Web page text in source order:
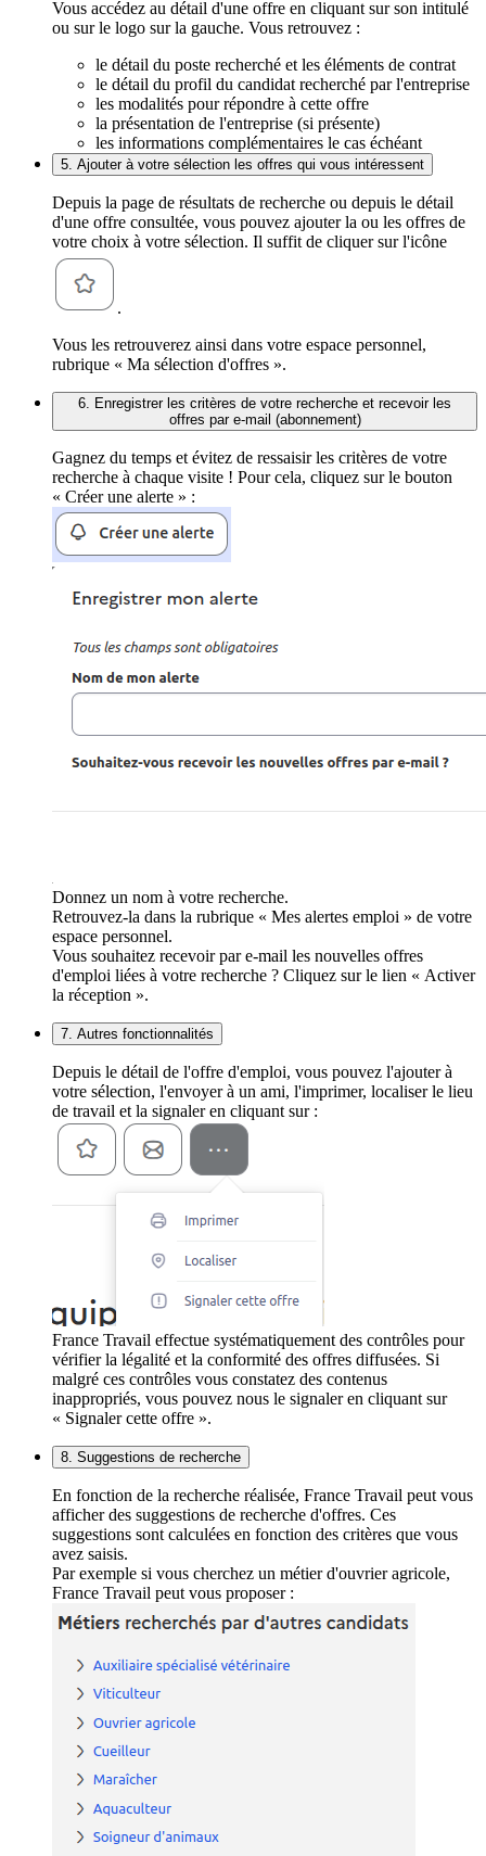
Vous accédez au détail d'une offre en cliquant sur son intitulé
ou sur le logo sur la gauche. Vous retrouvez :
le détail du poste recherché et les éléments de contrat
le détail du profil du candidat recherché par l'entreprise
les modalités pour répondre à cette offre
la présentation de l'entreprise (si présente)
les informations complémentaires le cas échéant
5. Ajouter à votre sélection les offres qui vous intéressent
Depuis la page de résultats de recherche ou depuis le détail
d'une offre consultée, vous pouvez ajouter la ou les offres de
votre choix à votre sélection. Il suffit de cliquer sur l'icône
.
Vous les retrouverez ainsi dans votre espace personnel,
rubrique « Ma sélection d'offres ».
6. Enregistrer les critères de votre recherche et recevoir les
offres par e-mail (abonnement)
Gagnez du temps et évitez de ressaisir les critères de votre
recherche à chaque visite ! Pour cela, cliquez sur le bouton
« Créer une alerte » :
Donnez un nom à votre recherche.
Retrouvez-la dans la rubrique « Mes alertes emploi » de votre
espace personnel.
Vous souhaitez recevoir par e-mail les nouvelles offres
d'emploi liées à votre recherche ? Cliquez sur le lien « Activer
la réception ».
7. Autres fonctionnalités
Depuis le détail de l'offre d'emploi, vous pouvez l'ajouter à
votre sélection, l'envoyer à un ami, l'imprimer, localiser le lieu
de travail et la signaler en cliquant sur :
France Travail effectue systématiquement des contrôles pour
vérifier la légalité et la conformité des offres diffusées. Si
malgré ces contrôles vous constatez des contenus
inappropriés, vous pouvez nous le signaler en cliquant sur
« Signaler cette offre ».
8. Suggestions de recherche
En fonction de la recherche réalisée, France Travail peut vous
afficher des suggestions de recherche d'offres. Ces
suggestions sont calculées en fonction des critères que vous
avez saisis.
Par exemple si vous cherchez un métier d'ouvrier agricole,
France Travail peut vous proposer :